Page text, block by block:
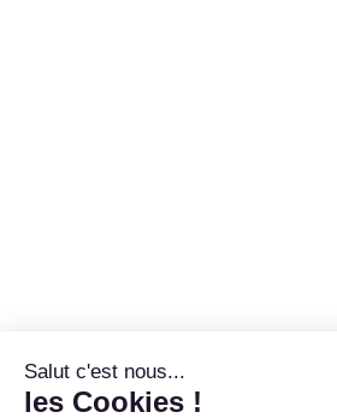
Salut c'est nous...
les Cookies !